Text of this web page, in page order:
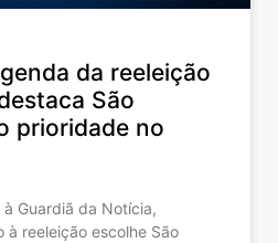
da reeleição
São
prioridade no
Guardiã da Notícia,
reeleição escolhe São